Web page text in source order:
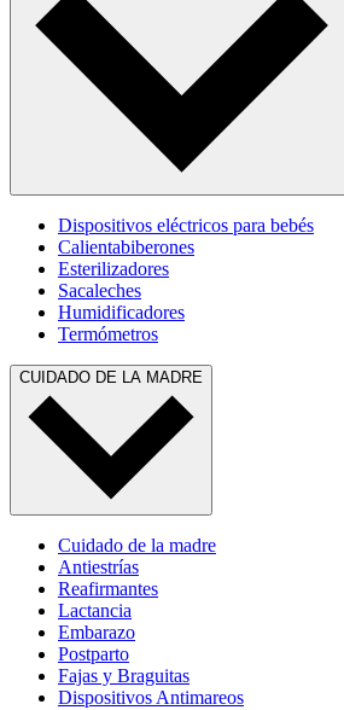
Dispositivos eléctricos para bebés
Calientabiberones
Esterilizadores
Sacaleches
Humidificadores
Termómetros
CUIDADO DE LA MADRE
Cuidado de la madre
Antiestrías
Reafirmantes
Lactancia
Embarazo
Postparto
Fajas y Braguitas
Dispositivos Antimareos